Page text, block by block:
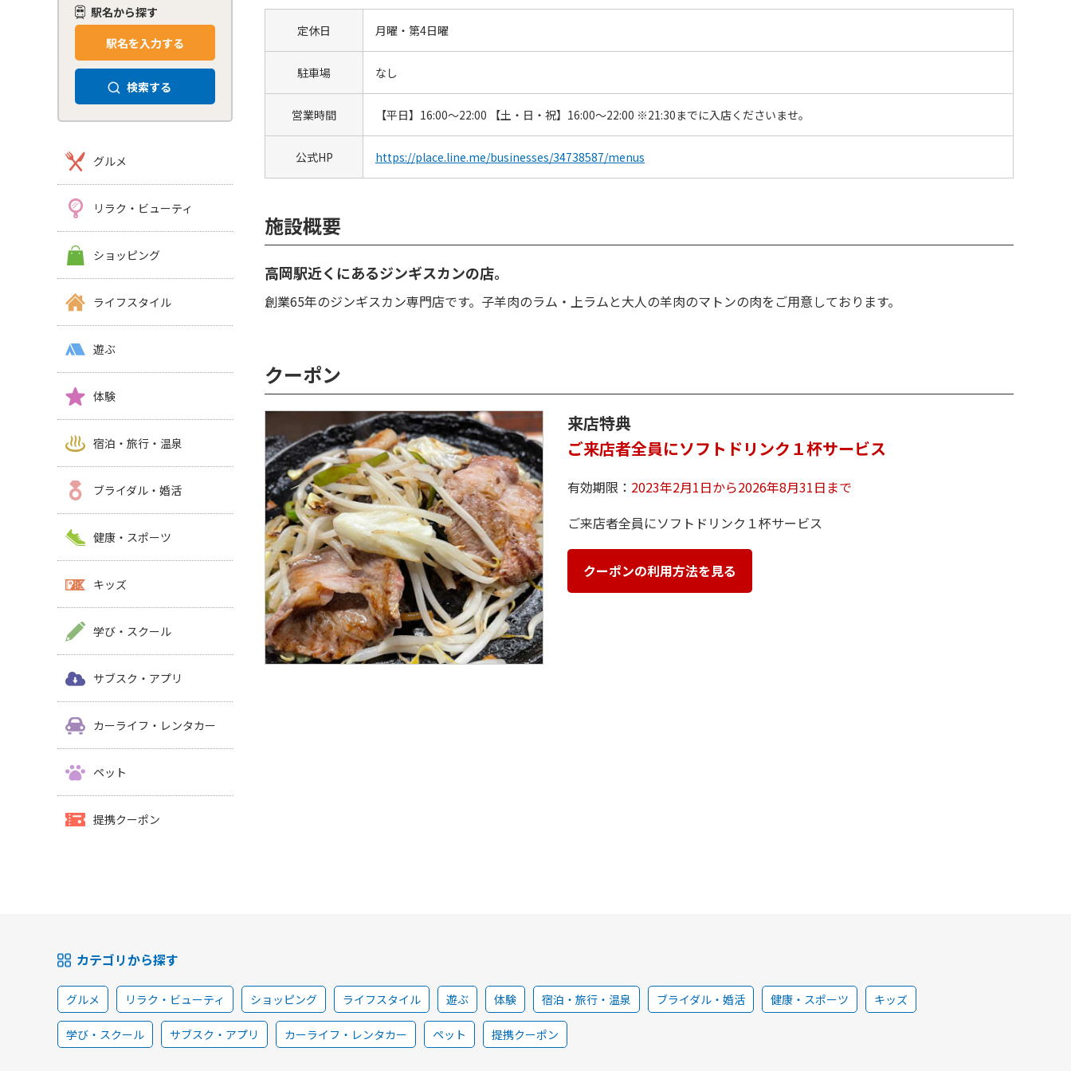
駅名から探す
駅名を入力する
検索する
グルメ
リラク・ビューティ
ショッピング
ライフスタイル
遊ぶ
体験
宿泊・旅行・温泉
ブライダル・婚活
健康・スポーツ
キッズ
学び・スクール
サブスク・アプリ
カーライフ・レンタカー
ペット
提携クーポン
定休日 月曜・第4日曜
駐車場 なし
営業時間 【平日】16:00～22:00 【土・日・祝】16:00～22:00 ※21:30までに入店くださいませ。
公式HP https://place.line.me/businesses/34738587/menus
施設概要
高岡駅近くにあるジンギスカンの店。
創業65年のジンギスカン専門店です。子羊肉のラム・上ラムと大人の羊肉のマトンの肉をご用意しております。
クーポン
来店特典
ご来店者全員にソフトドリンク１杯サービス
有効期限： 2023年2月1日から2026年8月31日まで
ご来店者全員にソフトドリンク１杯サービス
クーポンの利用方法を見る
カテゴリから探す
グルメ リラク・ビューティ ショッピング ライフスタイル 遊ぶ 体験 宿泊・旅行・温泉 ブライダル・婚活 健康・スポーツ キッズ
学び・スクール サブスク・アプリ カーライフ・レンタカー ペット 提携クーポン